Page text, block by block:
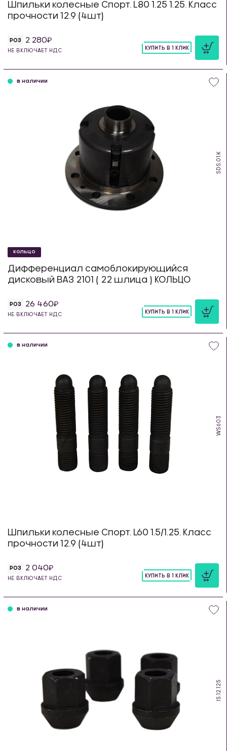
Шпильки колесные Спорт. L80 1.25 1.25. Класс
прочности 12.9 (4шт)
РОЗ 2 280
НЕ ВКЛЮЧАЕТ НДС
КУПИТЬ В 1 КЛИК
SDS.01.K
в наличии
КОЛЬЦО
Дифференциал самоблокирующийся
дисковый ВАЗ 2101 ( 22 шлица ) КОЛЬЦО
РОЗ 26 460
НЕ ВКЛЮЧАЕТ НДС
КУПИТЬ В 1 КЛИК
WS603
в наличии
Шпильки колесные Спорт. L60 1.5/1.25. Класс
прочности 12.9 (4шт)
РОЗ 2 040
НЕ ВКЛЮЧАЕТ НДС
КУПИТЬ В 1 КЛИК
IS.12.125
в наличии